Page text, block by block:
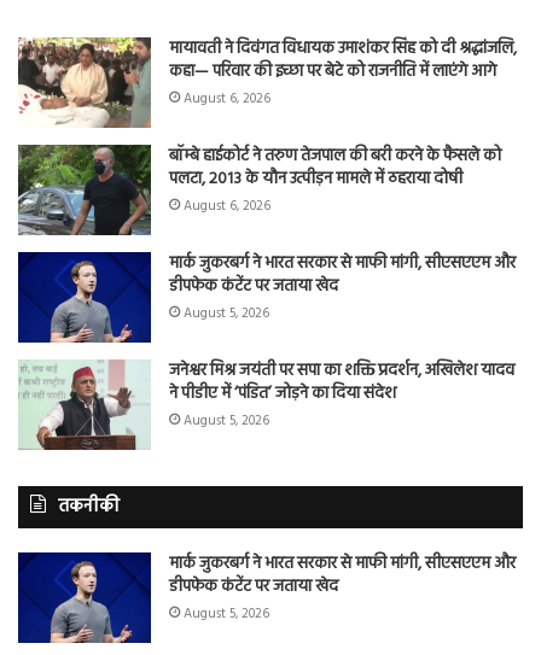
मायावती ने दिवंगत विधायक उमाशंकर सिंह को दी श्रद्धांजलि,
कहा— परिवार की इच्छा पर बेटे को राजनीति में लाएंगे आगे
August 6, 2026
बॉम्बे हाईकोर्ट ने तरुण तेजपाल की बरी करने के फैसले को
पलटा, 2013 के यौन उत्पीड़न मामले में ठहराया दोषी
August 6, 2026
मार्क जुकरबर्ग ने भारत सरकार से माफी मांगी, सीएसएएम और
डीपफेक कंटेंट पर जताया खेद
August 5, 2026
जनेश्वर मिश्र जयंती पर सपा का शक्ति प्रदर्शन, अखिलेश यादव
ने पीडीए में ‘पंडित’ जोड़ने का दिया संदेश
August 5, 2026
तकनीकी
मार्क जुकरबर्ग ने भारत सरकार से माफी मांगी, सीएसएएम और
डीपफेक कंटेंट पर जताया खेद
August 5, 2026